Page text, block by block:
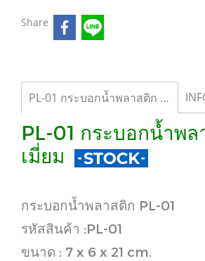
Share
PL-01 กระบอกน้ำพลาสติก พรีเมี่ยม
PL-01 กระบอกน้ำพล
เมี่ยม
กระบอกน้ำพลาสติก PL-01
รหัสสินค้า :PL-01
ขนาด : 7 x 6 x 21 cm.